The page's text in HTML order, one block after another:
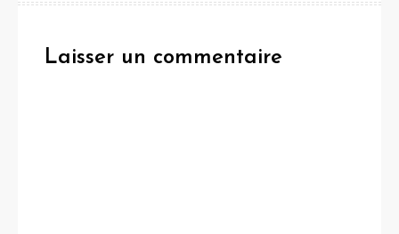
Laisser un commentaire